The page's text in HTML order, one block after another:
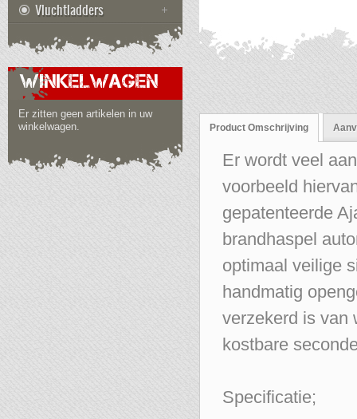
Product Omschrijving
Er wordt veel
voorbeeld
gepatenteerde
brandhaspel
optimaal veilige
handmatig
verzekerd is van
kostbare
Specificatie;
Vluchtladders
WINKELWAGEN
Er zitten geen artikelen in uw
winkelwagen.